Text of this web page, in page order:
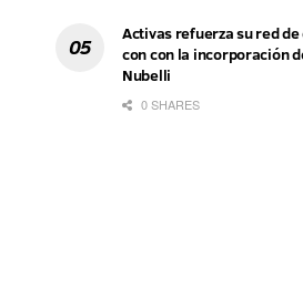
Activas refuerza su red
con con la incorporación
Nubelli
0 SHARES